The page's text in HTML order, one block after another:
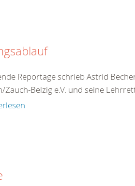
Reportage schrieb Astrid
Zauch-Belzig e.V. und seine